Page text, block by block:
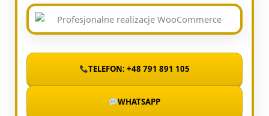
TELEFON: +48 791 891 105
WHATSAPP